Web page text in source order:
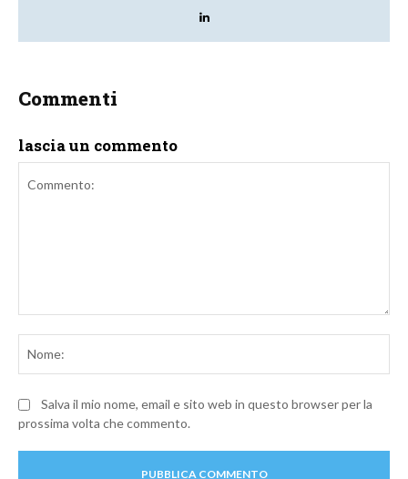
Commenti
lascia un commento
Salva il mio nome, email e sito web in questo browser per la
prossima volta che commento.